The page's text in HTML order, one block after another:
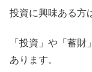
投資に興味ある方
「投資」や「蓄
あります。